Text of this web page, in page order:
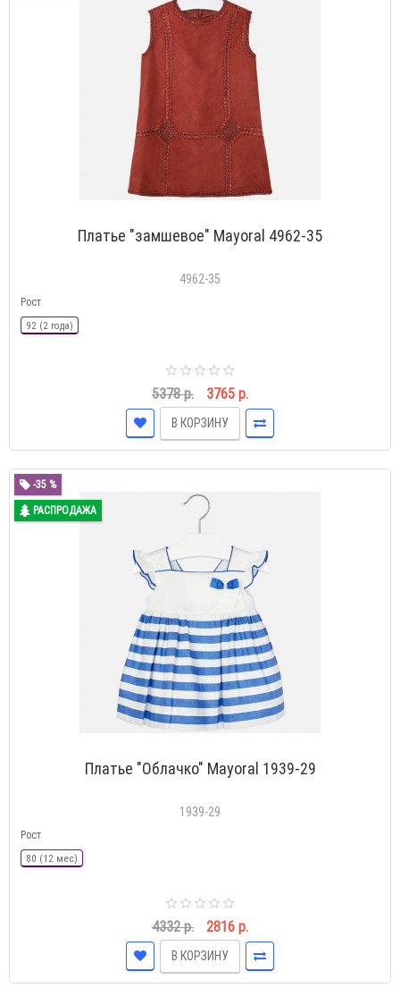
Платье "замшевое" Mayoral 4962-35
4962-35
Рост
92 (2 года)
5378 р. 3765 р.
В КОРЗИНУ
-35 %
РАСПРОДАЖА
Платье "Облачко" Mayoral 1939-29
1939-29
Рост
80 (12 мес)
4332 р. 2816 р.
В КОРЗИНУ